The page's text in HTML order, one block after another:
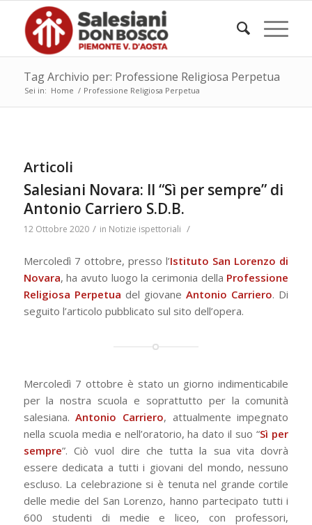
Tag Archivio per: Professione Religiosa Perpetua
Sei in: Home / Professione Religiosa Perpetua
Articoli
Salesiani Novara: Il “Sì per sempre” di
Antonio Carriero S.D.B.
12 Ottobre 2020 / in Notizie ispettoriali /
Mercoledì 7 ottobre, presso l’Istituto San Lorenzo di
Novara, ha avuto luogo la cerimonia della Professione
Religiosa Perpetua del giovaneAntonio Carriero. Di
seguito l’articolo pubblicato sul sito dell’opera.
Mercoledì 7 ottobre è stato un giorno indimenticabile
per la nostra scuola e soprattutto per la comunità
salesiana.Antonio Carriero, attualmente impegnato
nella scuola media e nell’oratorio, ha dato il suo “Sì per
sempre”. Ciò vuol dire che tutta la sua vita dovrà
essere dedicata a tutti i giovani del mondo, nessuno
escluso. La celebrazione si è tenuta nel grande cortile
delle medie del San Lorenzo, hanno partecipato tutti i
600 studenti di medie e liceo, con professori,